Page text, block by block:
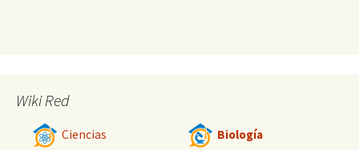
Wiki Red
Ciencias Biología